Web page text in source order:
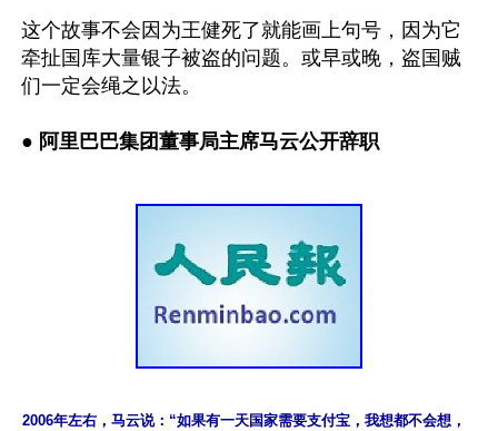
这个故事不会因为王健死了就能画上句号，因为它
牵扯国库大量银子被盗的问题。或早或晚，盗国贼
们一定会绳之以法。
● 阿里巴巴集团董事局主席马云公开辞职
2006年左右，马云说：“如果有一天国家需要支付宝，我想都不会想，